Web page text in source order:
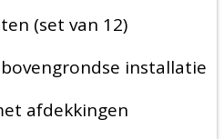
(set van 12)
installatie
afdekkingen